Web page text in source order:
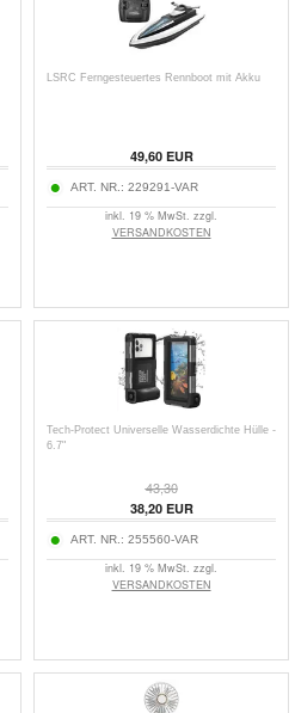
LSRC Ferngesteuertes Rennboot mit Akku
49,60EUR
ART. NR.: 229291-VAR
inkl. 19 % MwSt. zzgl.
VERSANDKOSTEN
Tech-Protect Universelle Wasserdichte Hülle -
6.7"
43,30
38,20EUR
ART. NR.: 255560-VAR
inkl. 19 % MwSt. zzgl.
VERSANDKOSTEN